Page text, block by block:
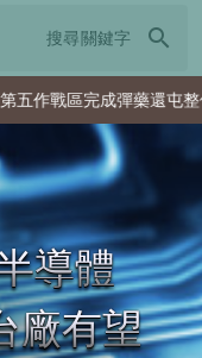
search
成彈藥還屯整備
導體
廠有望